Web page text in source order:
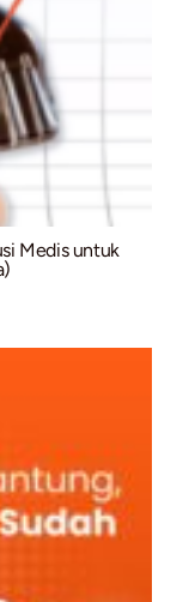
Waspadai
(CVI)